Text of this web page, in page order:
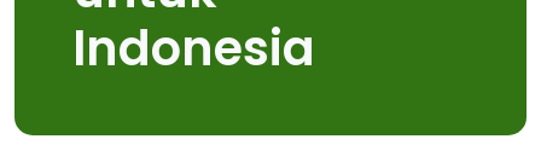
Indonesia